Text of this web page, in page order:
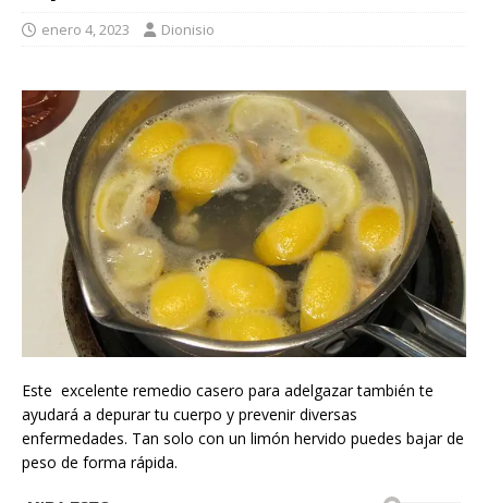
enero 4, 2023 Dionisio
Este excelente remedio casero para adelgazar también te
ayudará a depurar tu cuerpo y prevenir diversas
enfermedades. Tan solo con un limón hervido puedes bajar de
peso de forma rápida.